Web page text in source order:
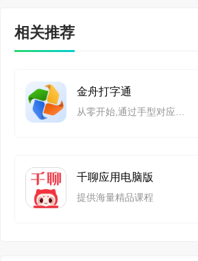
●行业率先推
2、依托国家
●AI学练通
●AI口语模
相关推荐
金舟打字通
千聊应用电脑版
提供海量精品课程